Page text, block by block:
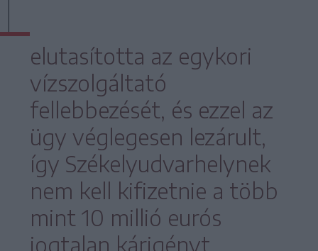
elutasította az egykori
vízszolgáltató
fellebbezését, és ezzel az
ügy véglegesen lezárult,
így Székelyudvarhelynek
nem kell kifizetnie a több
mint 10 millió eurós
jogtalan kárigényt.